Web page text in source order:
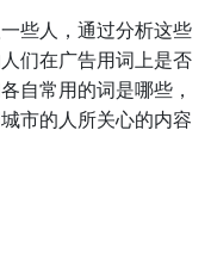
些人，通过分析这些
们在广告用词上是否
自常用的词是哪些，
市的人所关心的内容